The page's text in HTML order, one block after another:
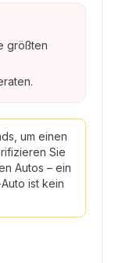
größten
um einen
Sie
Autos – ein
ist kein